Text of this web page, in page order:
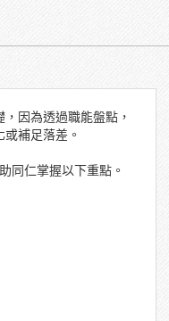
因為透過職能盤點，
補足落差。
同仁掌握以下重點。